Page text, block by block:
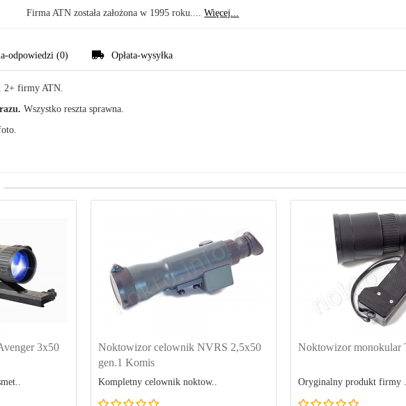
Firma ATN została założona w 1995 roku....Więcej...
odpowiedzi (0) Opłata-wysyłka
2+ firmy ATN.
Wszystko reszta sprawna.
3x50
Noktowizor celownik NVRS 2,5x50
gen.1 Komis
Kompletny celownik noktow..
Noktowizor monokular
Oryginalny produkt firmy